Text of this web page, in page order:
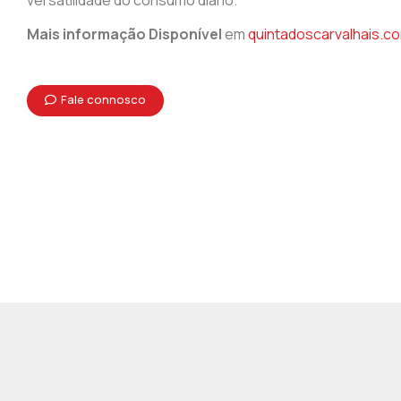
Mais informação Disponívelem
Fale connosco